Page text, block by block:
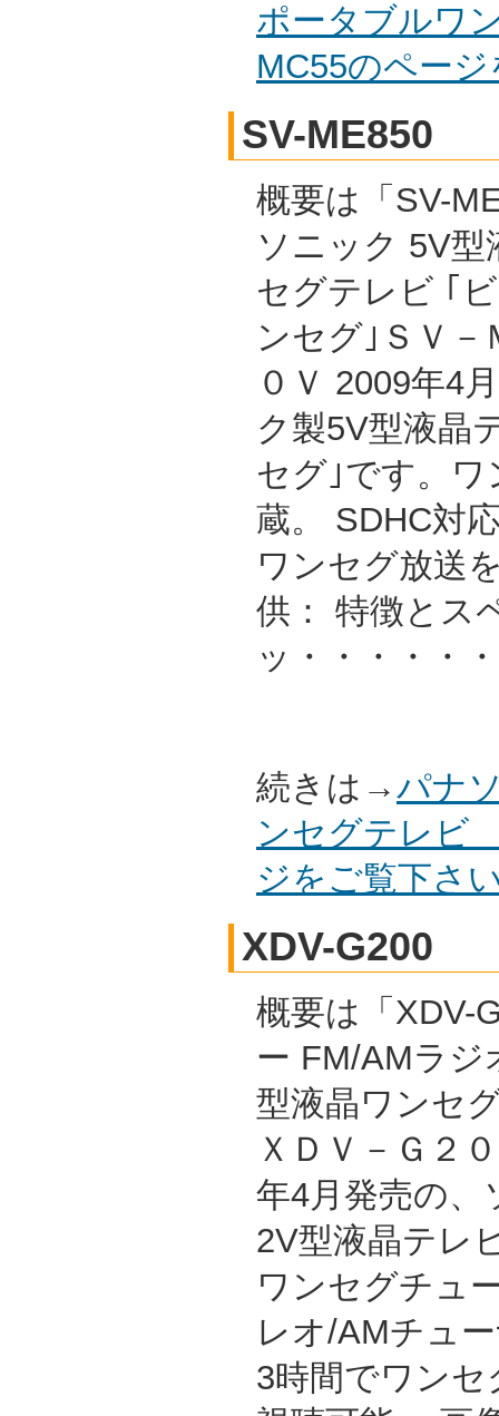
ポータブルワ
MC55のペー
SV-ME850
概要は「SV-
ソニック 5V型
セグテレビ ｢
ンセグ｣ＳＶ－
０Ｖ 2009年4
ク製5V型液晶
セグ｣です。
蔵。 SDHC対
ワンセグ放送
供： 特徴とス
ッ・・・・・
続きは→パナ
ンセグテレビ
ジをご覧下さ
XDV-G200
概要は「XDV-
ー FM/AMラジ
型液晶ワンセ
ＸＤＶ－Ｇ２
年4月発売の、
2V型液晶テレ
ワンセグチュ
レオ/AMチュ
3時間でワンセ